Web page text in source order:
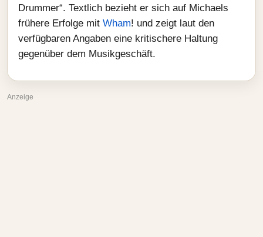
Drummer“. Textlich bezieht er sich auf Michaels
frühere Erfolge mit Wham! und zeigt laut den
verfügbaren Angaben eine kritischere Haltung
gegenüber dem Musikgeschäft.
Anzeige